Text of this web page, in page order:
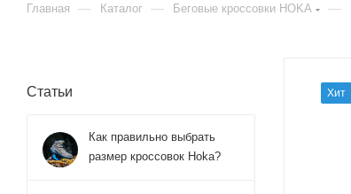
Главная — Каталог — Беговые кроссовки HOKA —
Хит
Статьи
Как правильно выбрать
размер кроссовок Hoka?